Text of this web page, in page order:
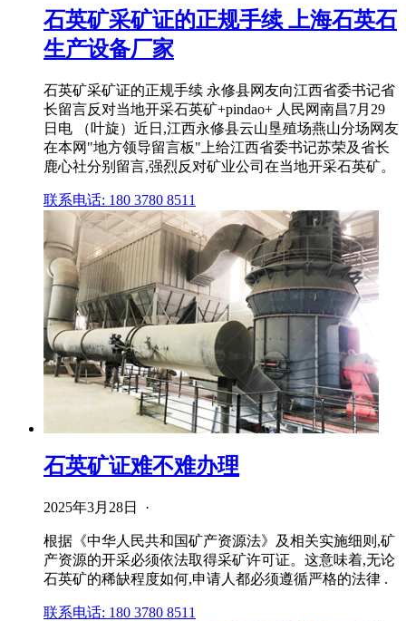
石英矿采矿证的正规手续 上海石英石
生产设备厂家
石英矿采矿证的正规手续 永修县网友向江西省委书记省
长留言反对当地开采石英矿+pindao+ 人民网南昌7月29
日电 （叶旋）近日,江西永修县云山垦殖场燕山分场网友
在本网"地方领导留言板"上给江西省委书记苏荣及省长
鹿心社分别留言,强烈反对矿业公司在当地开采石英矿。
联系电话: 180 3780 8511
石英矿证难不难办理
2025年3月28日 ·
根据《中华人民共和国矿产资源法》及相关实施细则,矿
产资源的开采必须依法取得采矿许可证。这意味着,无论
石英矿的稀缺程度如何,申请人都必须遵循严格的法律 .
联系电话: 180 3780 8511